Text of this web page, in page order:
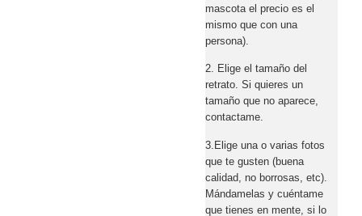
mascota el precio es el
mismo que con una
persona).
2. Elige el tamaño del
retrato. Si quieres un
tamaño que no aparece,
contactame.
3.Elige una o varias fotos
que te gusten (buena
calidad, no borrosas, etc).
Mándamelas y cuéntame
que tienes en mente, si lo